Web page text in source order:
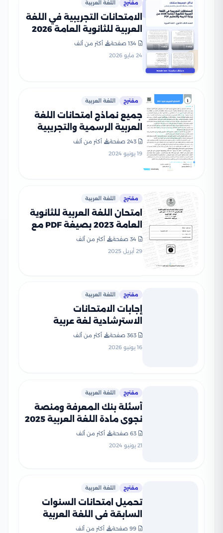
مقترح اللغة العربية
الامتحانات التجريبية في اللغة
العربية للثانوية العامة 2026
من وزارة التربية والتعليم PDF
134 صفحة
أكثر من ألف
24 مايو 2026
مقترح اللغة العربية
جميع نماذج امتحانات اللغة
العربية الرسمية والتجريبية
2025) بصيغة PDF
243 صفحة
أكثر من ألف
19 يونيو 2024
مقترح اللغة العربية
امتحان اللغة العربية للثانوية
العامة 2023 بصيغة PDF مع
نموذج الإجابة
34 صفحة
أكثر من ألف
29 أبريل 2025
مقترح اللغة العربية
إجابات الامتحانات
الاسترشادية لغة عربية
إعداد الأستاذ رضا الفاروق
363 صفحة
أكثر من ألف
16 يونيو 2026
مقترح اللغة العربية
أسئلة بنك المعرفة ومنصة
نجوى مادة اللغة العربية 2025
بالاجابات
63 صفحة
أكثر من ألف
21 يونيو 2024
مقترح اللغة العربية
تحميل امتحانات السنوات
السابقة في اللغة العربية
للثانوية العامة (هدية كتاب
99 صفحة
أكثر من ألف